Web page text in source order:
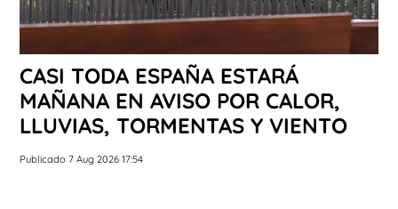
CASI TODA ESPAÑA ESTARÁ
MAÑANA EN AVISO POR CALOR,
LLUVIAS, TORMENTAS Y VIENTO
Publicado 7 Aug 2026 17:54